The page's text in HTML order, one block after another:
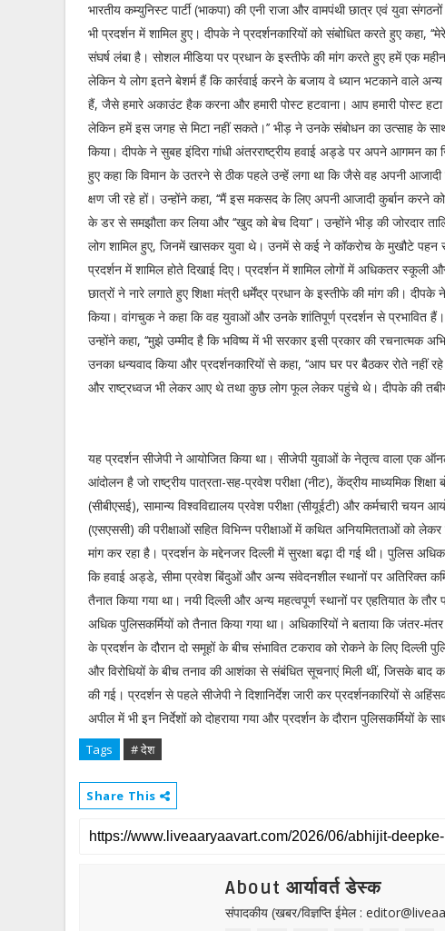
भारतीय कम्युनिस्ट पार्टी (भाकपा) की एनी राजा और वामपंथी छात्र एवं युवा संगठनों
भी प्रदर्शन में शामिल हुए। दीपके ने प्रदर्शनकारियों को संबोधित करते हुए कहा,
संघर्ष लंबा है। सोशल मीडिया पर प्रधान के इस्तीफे की मांग करते हुए हमें एक
लेकिन ये लोग इतने बेशर्म हैं कि कार्रवाई करने के बजाय वे ध्यान भटकाने वाले
हैं, जैसे हमारे अकाउंट हैक करना और हमारी पोस्ट हटवाना। आप हमारी पोस्ट
लेकिन हमें इस जगह से मिटा नहीं सकते।’’ भीड़ ने उनके संबोधन का उत्साह के
किया। दीपके ने सुबह इंदिरा गांधी अंतरराष्ट्रीय हवाई अड्डे पर अपने आगमन
हुए कहा कि विमान के उतरने से ठीक पहले उन्हें लगा था कि जैसे वह अपनी
क्षण जी रहे हों। उन्होंने कहा, ‘‘मैं इस मकसद के लिए अपनी आजादी कुर्बान करने
के डर से समझौता कर लिया और ‘‘खुद को बेच दिया’’। उन्होंने भीड़ की जोरदार
लोग शामिल हुए, जिनमें खासकर युवा थे। उनमें से कई ने कॉकरोच के मुखौटे पहन
प्रदर्शन में शामिल होते दिखाई दिए। प्रदर्शन में शामिल लोगों में अधिकतर
छात्रों ने नारे लगाते हुए शिक्षा मंत्री धर्मेंद्र प्रधान के इस्तीफे की मांग की।
किया। वांगचुक ने कहा कि वह युवाओं और उनके शांतिपूर्ण प्रदर्शन से प्रभावित
उन्होंने कहा, ‘‘मुझे उम्मीद है कि भविष्य में भी सरकार इसी प्रकार की रचनात्मक
उनका धन्यवाद किया और प्रदर्शनकारियों से कहा, ‘‘आप घर पर बैठकर रोते नहीं
और राष्ट्रध्वज भी लेकर आए थे तथा कुछ लोग फूल लेकर पहुंचे थे। दीपके की तबीयत
यह प्रदर्शन सीजेपी ने आयोजित किया था। सीजेपी युवाओं के नेतृत्व वाला एक
आंदोलन है जो राष्ट्रीय पात्रता-सह-प्रवेश परीक्षा (नीट), केंद्रीय माध्यमिक शिक्षा
(सीबीएसई), सामान्य विश्वविद्यालय प्रवेश परीक्षा (सीयूईटी) और कर्मचारी चयन
(एसएससी) की परीक्षाओं सहित विभिन्न परीक्षाओं में कथित अनियमितताओं को लेकर
मांग कर रहा है। प्रदर्शन के मद्देनजर दिल्ली में सुरक्षा बढ़ा दी गई थी। पुलिस
कि हवाई अड्डे, सीमा प्रवेश बिंदुओं और अन्य संवेदनशील स्थानों पर अतिरिक्त
तैनात किया गया था। नयी दिल्ली और अन्य महत्वपूर्ण स्थानों पर एहतियात के
अधिक पुलिसकर्मियों को तैनात किया गया था। अधिकारियों ने बताया कि जंतर-
के प्रदर्शन के दौरान दो समूहों के बीच संभावित टकराव को रोकने के लिए
और विरोधियों के बीच तनाव की आशंका से संबंधित सूचनाएं मिली थीं, जिसके बाद
की गई। प्रदर्शन से पहले सीजेपी ने दिशानिर्देश जारी कर प्रदर्शनकारियों से
अपील में भी इन निर्देशों को दोहराया गया और प्रदर्शन के दौरान पुलिसकर्मियों के
Tags # देश
Share This
About आर्यावर्त डेस्क
संपादकीय (खबर/विज्ञप्ति ईमेल :